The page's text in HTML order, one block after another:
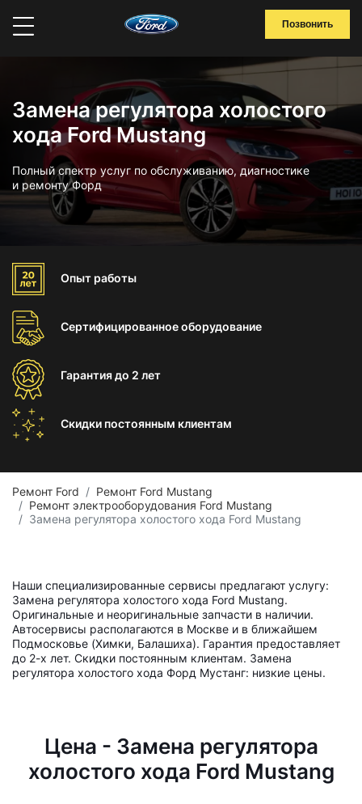
Позвонить
Замена регулятора холостого
хода Ford Mustang
Полный спектр услуг по обслуживанию, диагностике
и ремонту Форд
Опыт работы
Сертифицированноеоборудование
Гарантиядо 2 лет
Скидки постоянным клиентам
Ремонт Ford
Ремонт Ford Mustang
Ремонт электрооборудования Ford Mustang
Замена регулятора холостого хода Ford Mustang
Наши специализированные сервисы предлагают услугу:
Замена регулятора холостого хода Ford Mustang.
Оригинальные и неоригинальные запчасти в наличии.
Автосервисы располагаются в Москве и в ближайшем
Подмосковье (Химки, Балашиха). Гарантия предоставляет
до 2-х лет. Скидки постоянным клиентам. Замена
регулятора холостого хода Форд Мустанг: низкие цены.
Цена - Замена регулятора
холостого хода Ford Mustang